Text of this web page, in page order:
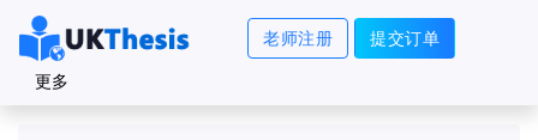
老师注册 提交订单
更多